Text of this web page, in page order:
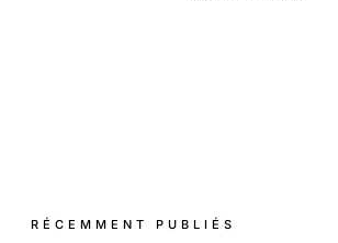
RÉCEMMENT PUBLIÉS